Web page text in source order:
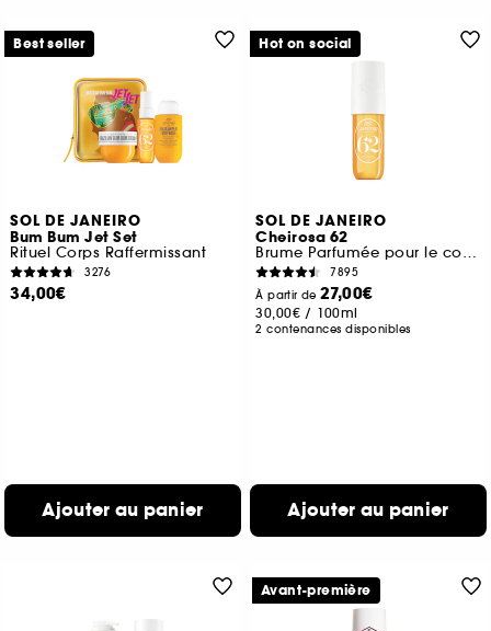
SOL DE JANEIRO
Bum Bum Jet Set
Rituel Corps Raffermissant
3276
34,00€
Ajouter au panier
Best seller
SOL DE JANEIRO
Cheirosa 62
Brume Parfumée pour le corps et les cheveux
7895
À partir de27,00€
30,00€ / 100ml
2 contenances disponibles
Ajouter au panier
Hot on social
Avant-première